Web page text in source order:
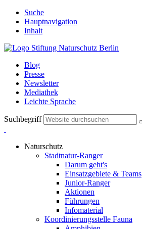
Suche
Hauptnavigation
Inhalt
Blog
Presse
Newsletter
Mediathek
Leichte Sprache
Suchbegriff
Naturschutz
Stadtnatur-Ranger
Darum geht's
Einsatzgebiete & Teams
Junior-Ranger
Aktionen
Führungen
Infomaterial
Koordinierungsstelle Fauna